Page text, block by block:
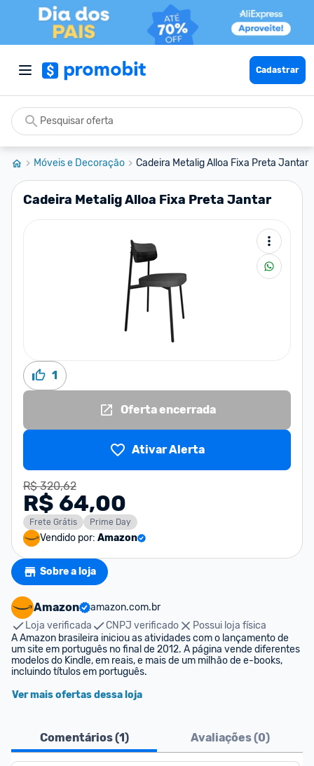
Cadastrar
Móveis e Decoração Cadeira Metalig Alloa Fixa Preta Jantar
Cadeira Metalig Alloa Fixa Preta Jantar
1
Oferta encerrada
Ativar Alerta
R$ 320,62
R$ 64,00
Frete Grátis Prime Day
Vendido por: Amazon
Sobre a loja
Amazon
amazon.com.br
Loja verificada
CNPJ verificado
Possui loja física
A Amazon brasileira iniciou as atividades com o lançamento de
um site em português no final de 2012. A página vende diferentes
modelos do Kindle, em reais, e mais de um milhão de e-books,
incluindo títulos em português.
Ver mais ofertas dessa loja
Comentários (1) Avaliações (0)